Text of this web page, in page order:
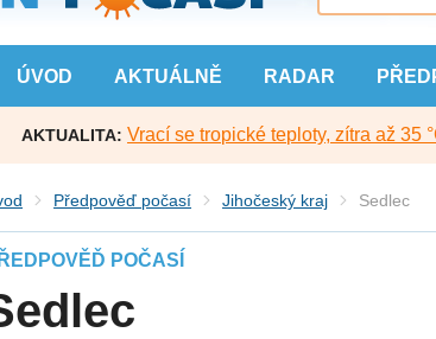
ÚVOD AKTUÁLNĚ RADAR
AKTUALITA: Vrací se tropické teploty, zítra až 35
Předpověď počasí Jihočeský kraj Sedlec
POČASÍ